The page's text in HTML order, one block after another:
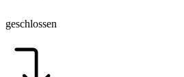
geschlossen